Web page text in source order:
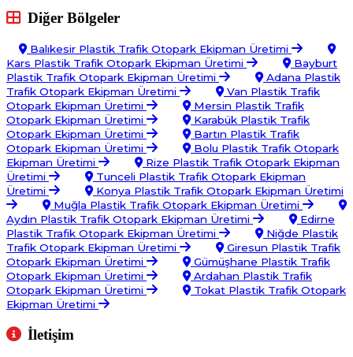
Diğer Bölgeler
Balıkesir Plastik Trafik Otopark Ekipman Üretimi
Kars Plastik Trafik Otopark Ekipman Üretimi
Bayburt
Plastik Trafik Otopark Ekipman Üretimi
Adana Plastik
Trafik Otopark Ekipman Üretimi
Van Plastik Trafik
Otopark Ekipman Üretimi
Mersin Plastik Trafik
Otopark Ekipman Üretimi
Karabük Plastik Trafik
Otopark Ekipman Üretimi
Bartın Plastik Trafik
Otopark Ekipman Üretimi
Bolu Plastik Trafik Otopark
Ekipman Üretimi
Rize Plastik Trafik Otopark Ekipman
Üretimi
Tunceli Plastik Trafik Otopark Ekipman
Üretimi
Konya Plastik Trafik Otopark Ekipman Üretimi
Muğla Plastik Trafik Otopark Ekipman Üretimi
Aydın Plastik Trafik Otopark Ekipman Üretimi
Edirne
Plastik Trafik Otopark Ekipman Üretimi
Niğde Plastik
Trafik Otopark Ekipman Üretimi
Giresun Plastik Trafik
Otopark Ekipman Üretimi
Gümüşhane Plastik Trafik
Otopark Ekipman Üretimi
Ardahan Plastik Trafik
Otopark Ekipman Üretimi
Tokat Plastik Trafik Otopark
Ekipman Üretimi
İletişim